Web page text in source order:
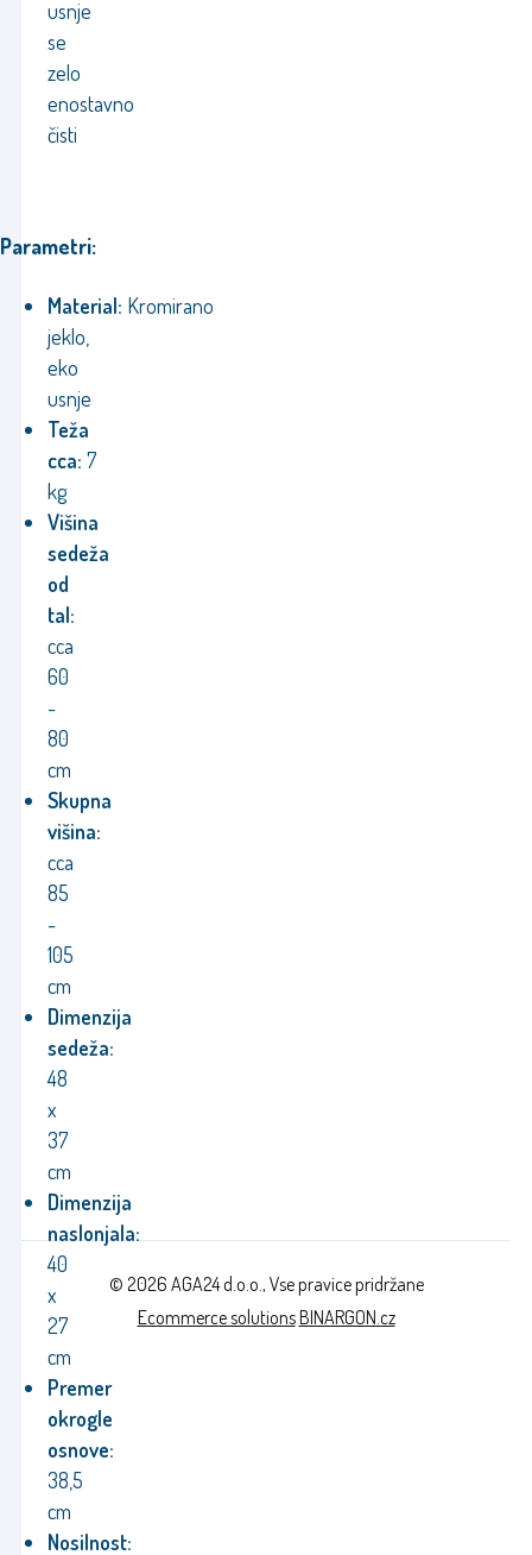
usnje
se
zelo
enostavno
čisti
Parametri:
Material: Kromirano
jeklo,
eko
usnje
Teža
cca: 7
kg
Višina
sedeža
od
tal:
cca
60
-
80
cm
Skupna
višina:
cca
85
-
105
cm
Dimenzija
sedeža:
48
x
37
cm
Dimenzija
naslonjala:
40
x
27
cm
Premer
okrogle
osnove:
38,5
cm
Nosilnost:
© 2026 AGA24 d.o.o., Vse pravice pridržane
Ecommerce solutionsBINARGON.cz